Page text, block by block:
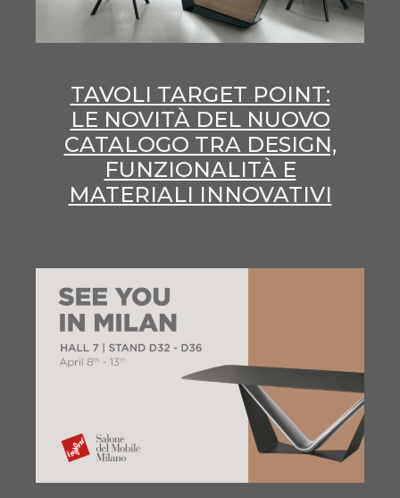
TAVOLI TARGET POINT:
LE NOVITÀ DEL NUOVO
CATALOGO TRA DESIGN,
FUNZIONALITÀ E
MATERIALI INNOVATIVI